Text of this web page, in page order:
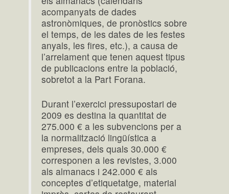
acompanyats de dades
astronòmiques, de pronòstics sobre
el temps, de les dates de les festes
anyals, les fires, etc.), a causa de
l’arrelament que tenen aquest tipus
de publicacions entre la població,
sobretot a la Part Forana.
Durant l’exercici pressupostari de
2009 es destina la quantitat de
275.000 € a les subvencions per a
la normalització lingüística a
empreses, dels quals 30.000 €
corresponen a les revistes, 3.000
als almanacs i 242.000 € als
conceptes d’etiquetatge, material